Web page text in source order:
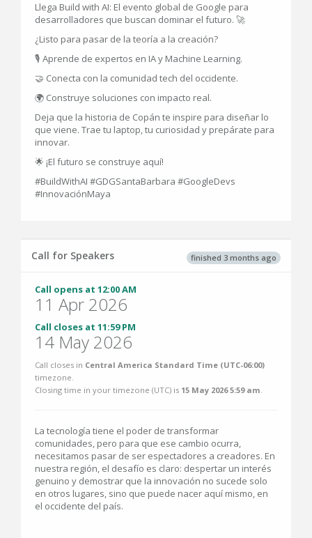
Llega Build with AI: El evento global de Google para
desarrolladores que buscan dominar el futuro. 🚀
¿Listo para pasar de la teoría a la creación?
🎙️ Aprende de expertos en IA y Machine Learning.
🤝 Conecta con la comunidad tech del occidente.
🌍 Construye soluciones con impacto real.
Deja que la historia de Copán te inspire para diseñar lo
que viene. Trae tu laptop, tu curiosidad y prepárate para
innovar.
🌟 ¡El futuro se construye aquí!
#BuildWithAI #GDGSantaBarbara #GoogleDevs
#InnovaciónMaya
finished 3 months ago
Call for Speakers
Call opens at 12:00 AM
11 Apr 2026
Call closes at 11:59 PM
14 May 2026
Call closes in Central America Standard Time (UTC-06:00)
timezone.
Closing time in your timezone (UTC) is 15 May 2026 5:59 am.
La tecnología tiene el poder de transformar
comunidades, pero para que ese cambio ocurra,
necesitamos pasar de ser espectadores a creadores. En
nuestra región, el desafío es claro: despertar un interés
genuino y demostrar que la innovación no sucede solo
en otros lugares, sino que puede nacer aquí mismo, en
el occidente del país.